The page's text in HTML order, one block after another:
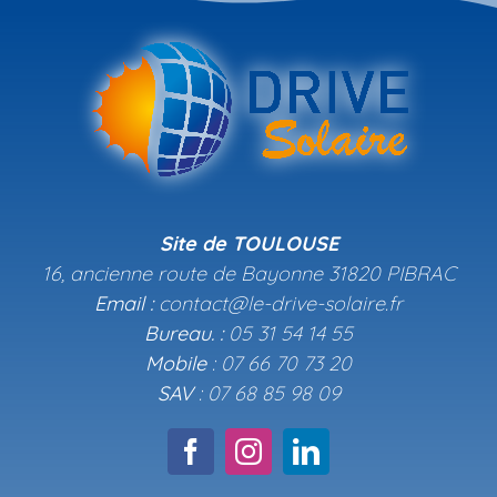
Site de TOULOUSE
16, ancienne route de Bayonne 31820 PIBRAC
Email :contact@le-drive-solaire.fr
Bureau. :05 31 54 14 55
Mobile: 07 66 70 73 20
SAV: 07 68 85 98 09